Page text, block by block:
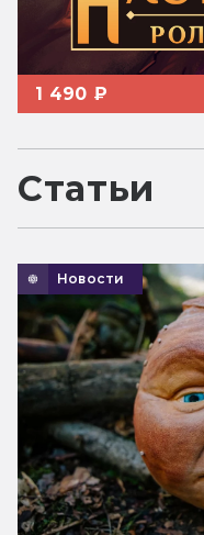
1 490 ₽
Статьи
Новости